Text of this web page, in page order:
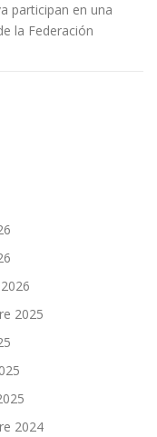
participan en una
la Federación
2025
2024